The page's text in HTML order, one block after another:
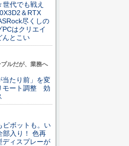
代でも戦え
＆RTX
尽くしの
PCはクリエイ
んとこい
ルだが、業務へ
当たり前」を変
モート調整 効
ピボットも。い
部入り！ 色再
ィスプレーが